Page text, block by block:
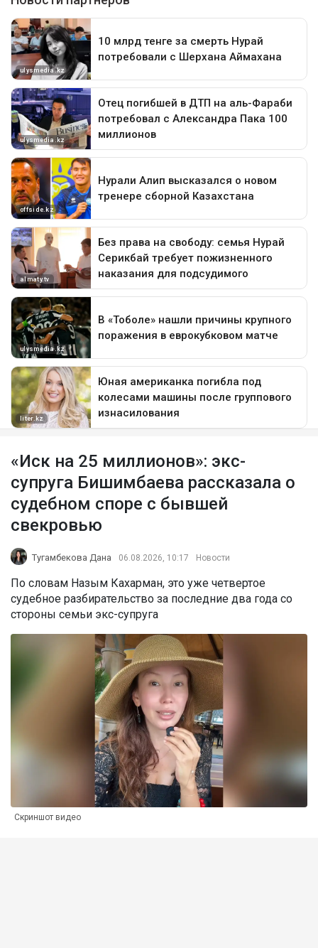
«Иск на 25 миллионов»: экс-
супруга Бишимбаева рассказала о
судебном споре с бывшей
свекровью
Тугамбекова Дана 06.08.2026, 10:17 Новости
По словам Назым Кахарман, это уже четвертое
судебное разбирательство за последние два года со
стороны семьи экс-супруга
Скриншот видео